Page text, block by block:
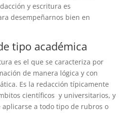
y escritura es
desempeñarnos bien en
tipo académica
es el que se caracteriza por
de manera lógica y con
Es la redacción típicamente
científicos y universitarios, y
a todo tipo de rubros o